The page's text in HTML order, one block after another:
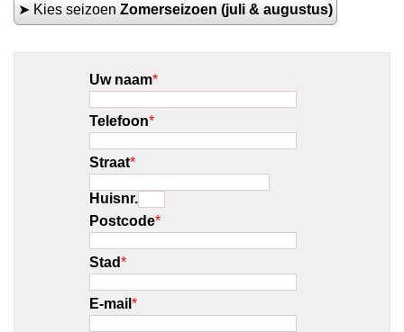
➤ Kies seizoen Zomerseizoen (juli & augustus)
Uw naam*
Telefoon*
Straat*
Huisnr.
Postcode*
Stad*
E-mail *